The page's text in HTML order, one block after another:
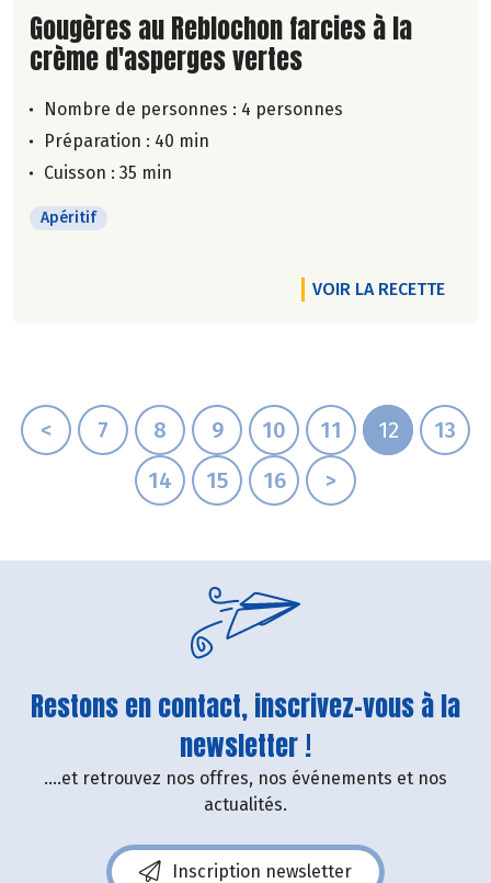
Lire la suite de la recette
Gougères au Reblochon farcies à la
crème d'asperges vertes
Nombre de personnes : 4 personnes
Préparation : 40 min
Cuisson : 35 min
Apéritif
VOIR LA RECETTE
< 7 8 9 10 11 12
13
14
15 16 >
Restons en contact, inscrivez-vous à la
newsletter !
....et retrouvez nos offres, nos événements et nos
actualités.
Inscription newsletter